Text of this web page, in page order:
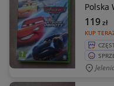
Polska
KUP
119zł